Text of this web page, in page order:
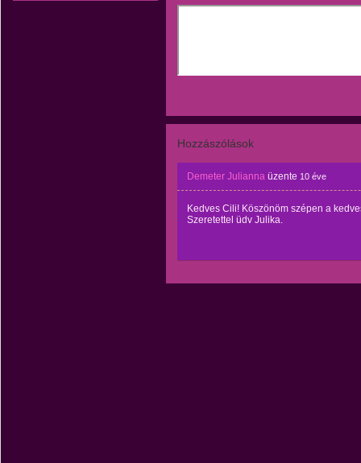
Hozzászólások
Demeter Julianna üzente 10 éve
Kedves Cili! Köszönöm szépen a
Szeretettel üdv Julika.